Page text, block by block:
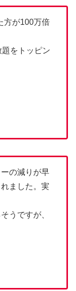
方が100万倍
をトッピン
の減りが早
ました。実
うですが、